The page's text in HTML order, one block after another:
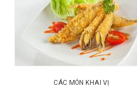
CÁC MÓN KHAI VỊ
BÒ TRỘN RAU MẦM